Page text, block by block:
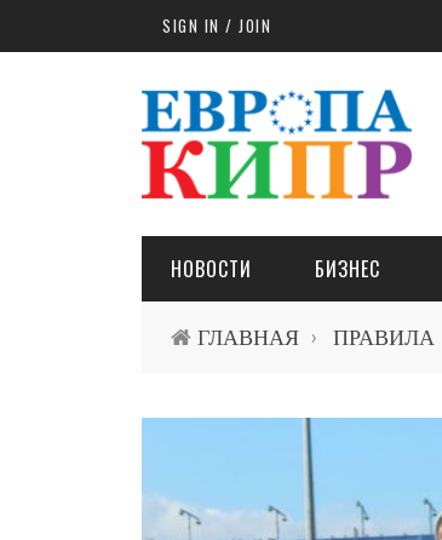
Skip to main contentSIGN IN / JOIN
НОВОСТИ БИЗНЕС
ГЛАВНАЯ › ПРАВИЛА